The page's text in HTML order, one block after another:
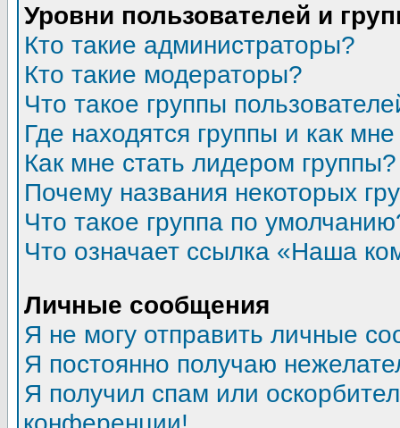
Уровни пользователей и
Кто такие администраторы?
Кто такие модераторы?
Что такое группы
Где находятся группы и как
Как мне стать лидером группы?
Почему названия некоторых
Что такое группа по
Что означает ссылка «Наша
Личные сообщения
Я не могу отправить личные
Я постоянно получаю
Я получил спам или